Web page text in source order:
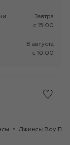
Завтра
c 15:00
8 августа
c 10:00
Джинсы Boy